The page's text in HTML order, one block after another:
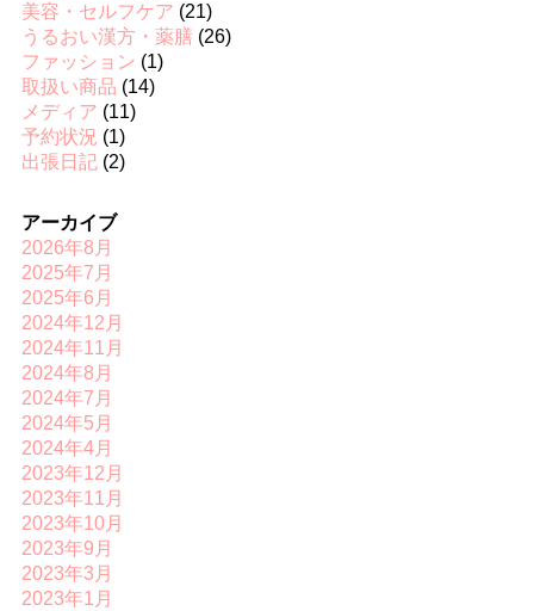
美容・セルフケア (21)
うるおい漢方・薬膳(26)
ファッション (1)
取扱い商品 (14)
メディア (11)
予約状況 (1)
出張日記(2)
アーカイブ
2026年8月
2025年7月
2025年6月
2024年12月
2024年11月
2024年8月
2024年7月
2024年5月
2024年4月
2023年12月
2023年11月
2023年10月
2023年9月
2023年3月
2023年1月